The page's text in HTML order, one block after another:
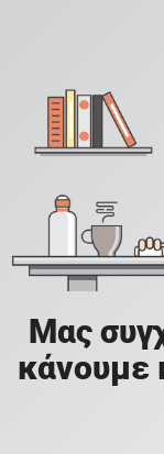
Μας
κάνουμε